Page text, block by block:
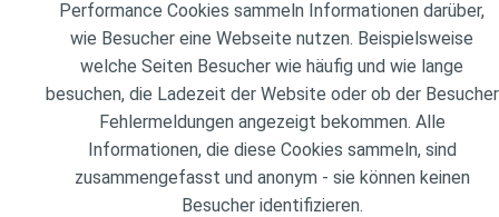
Performance Cookies sammeln Informationen darüber,
wie Besucher eine Webseite nutzen. Beispielsweise
welche Seiten Besucher wie häufig und wie lange
besuchen, die Ladezeit der Website oder ob der Besucher
Fehlermeldungen angezeigt bekommen. Alle
Informationen, die diese Cookies sammeln, sind
zusammengefasst und anonym - sie können keinen
Besucher identifizieren.